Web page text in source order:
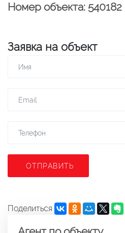
Номер объекта: 540182
Заявка на объект
ОТПРАВИТЬ
Поделиться